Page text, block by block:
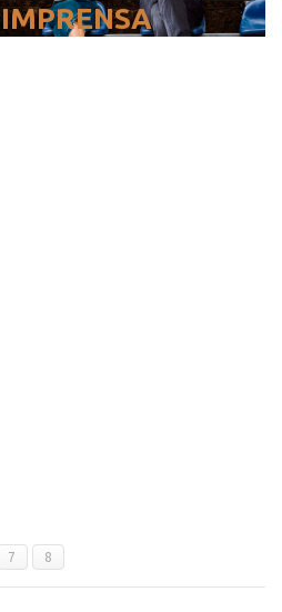
IMPRENSA
7 8